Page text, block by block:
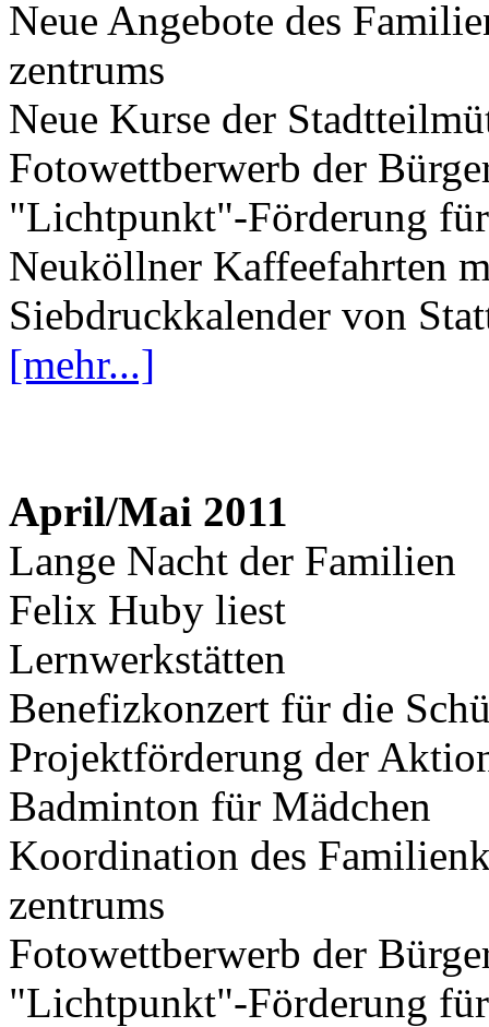
Neue Angebote des
zentrums
Neue Kurse der
Fotowettberwerb der
"Lichtpunkt"-Förderung
Neuköllner Kaffeefahrten
Siebdruckkalender von
[mehr...]
April/Mai 2011
Lange Nacht der Familien
Felix Huby liest
Lernwerkstätten
Benefizkonzert für die
Projektförderung der
Badminton für Mädchen
Koordination des
zentrums
Fotowettberwerb der
"Lichtpunkt"-Förderung